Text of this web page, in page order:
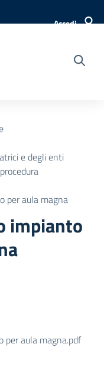
Accedi
e degli enti
per aula magna
impianto
per aula magna.pdf